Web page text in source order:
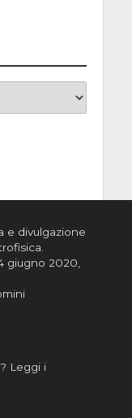
e divulgazione
giugno 2020,
Leggi i